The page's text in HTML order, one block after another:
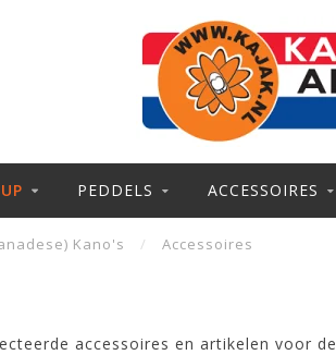
PEDDELS ACCESSOIRES
Kano's / Accessoires
accessoires en artikelen voor